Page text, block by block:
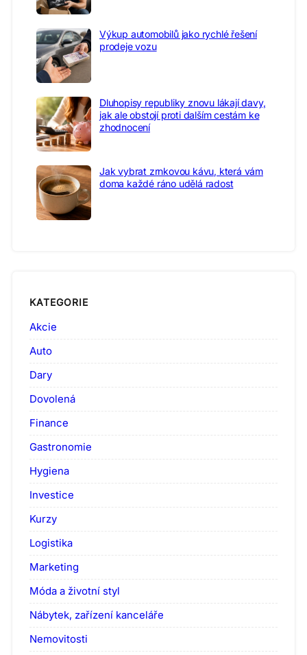
Výkup automobilů jako rychlé řešení
prodeje vozu
Dluhopisy republiky znovu lákají davy,
jak ale obstojí proti dalším cestám ke
zhodnocení
Jak vybrat zrnkovou kávu, která vám
doma každé ráno udělá radost
KATEGORIE
Akcie
Auto
Dary
Dovolená
Finance
Gastronomie
Hygiena
Investice
Kurzy
Logistika
Marketing
Móda a životní styl
Nábytek, zařízení kanceláře
Nemovitosti